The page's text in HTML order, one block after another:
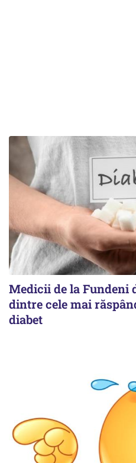
Medicii de la Fundeni
dintre cele mai
diabet